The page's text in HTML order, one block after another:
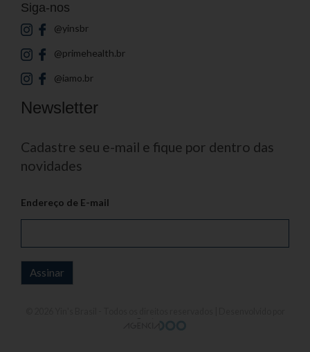
Siga-nos
@yinsbr
@primehealth.br
@iamo.br
Newsletter
Cadastre seu e-mail e fique por dentro das
novidades
Endereço de E-mail